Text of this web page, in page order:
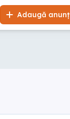
Adaugă anunț